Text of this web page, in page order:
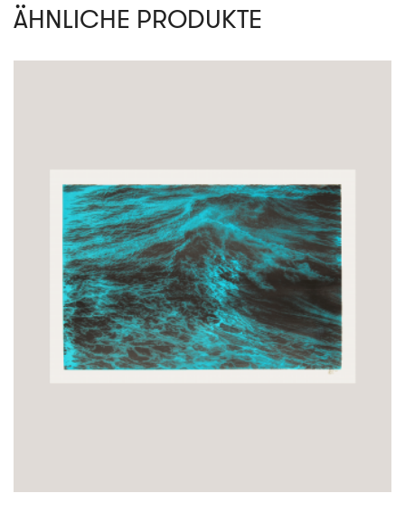
ÄHNLICHE PRODUKTE